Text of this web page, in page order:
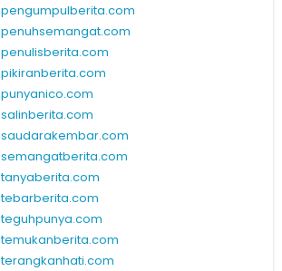
pengumpulberita.com
penuhsemangat.com
penulisberita.com
pikiranberita.com
punyanico.com
salinberita.com
saudarakembar.com
semangatberita.com
tanyaberita.com
tebarberita.com
teguhpunya.com
temukanberita.com
terangkanhati.com